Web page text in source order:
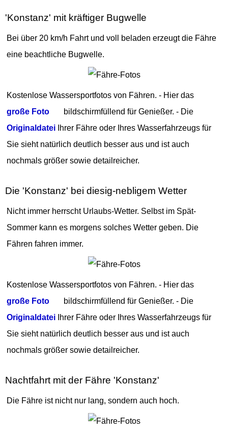
'Konstanz' mit kräftiger Bugwelle
Bei über 20 km/h Fahrt und voll beladen erzeugt die Fähre
eine beachtliche Bugwelle.
Kostenlose Wassersportfotos von Fähren. - Hier das
große Foto
bildschirmfüllend für Genießer. - Die
Originaldatei Ihrer Fähre oder Ihres Wasserfahrzeugs für
Sie sieht natürlich deutlich besser aus und ist auch
nochmals größer sowie detailreicher.
Die 'Konstanz' bei diesig-nebligem Wetter
Nicht immer herrscht Urlaubs-Wetter. Selbst im Spät-
Sommer kann es morgens solches Wetter geben. Die
Fähren fahren immer.
Kostenlose Wassersportfotos von Fähren. - Hier das
große Foto
bildschirmfüllend für Genießer. - Die
Originaldatei Ihrer Fähre oder Ihres Wasserfahrzeugs für
Sie sieht natürlich deutlich besser aus und ist auch
nochmals größer sowie detailreicher.
Nachtfahrt mit der Fähre 'Konstanz'
Die Fähre ist nicht nur lang, sondern auch hoch.